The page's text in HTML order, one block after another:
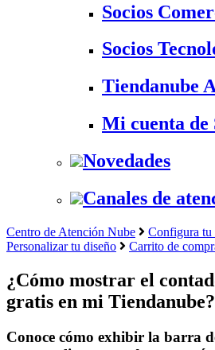
Socios
Socios
Tiendanube
Mi cuenta de
Novedades
Canales de
Centro de Atención Nube Configura tu
Personalizar tu diseño
Carrito de
¿Cómo mostrar el
gratis en mi Tiendanube?
Conoce cómo exhibir la barra